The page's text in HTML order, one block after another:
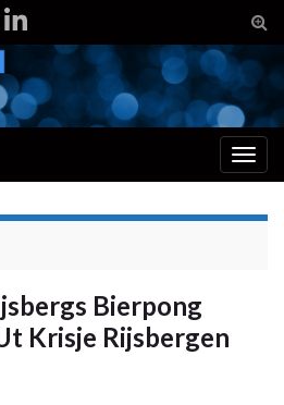
Bierpong
Krisje Rijsbergen